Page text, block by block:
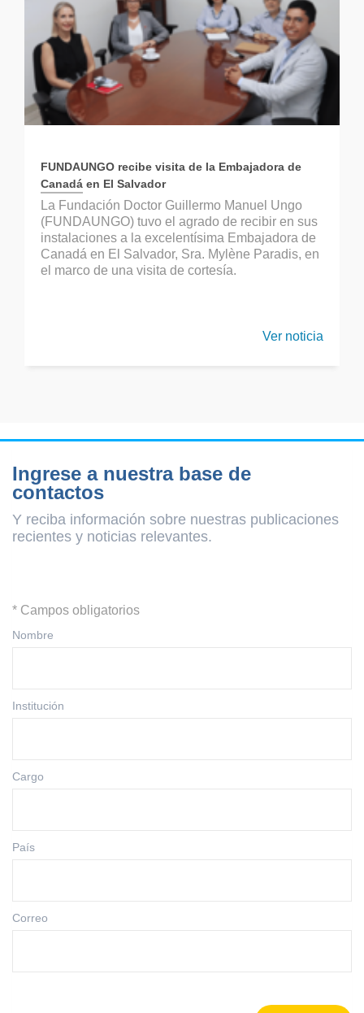
FUNDAUNGO recibe visita de la Embajadora de
Canadá en El Salvador
La Fundación Doctor Guillermo Manuel Ungo
(FUNDAUNGO) tuvo el agrado de recibir en sus
instalaciones a la excelentísima Embajadora de
Canadá en El Salvador, Sra. Mylène Paradis, en
el marco de una visita de cortesía.
Ver noticia
Ingrese a nuestra base de
contactos
Y reciba información sobre nuestras publicaciones
recientes y noticias relevantes.
* Campos obligatorios
Nombre
Institución
Cargo
País
Correo